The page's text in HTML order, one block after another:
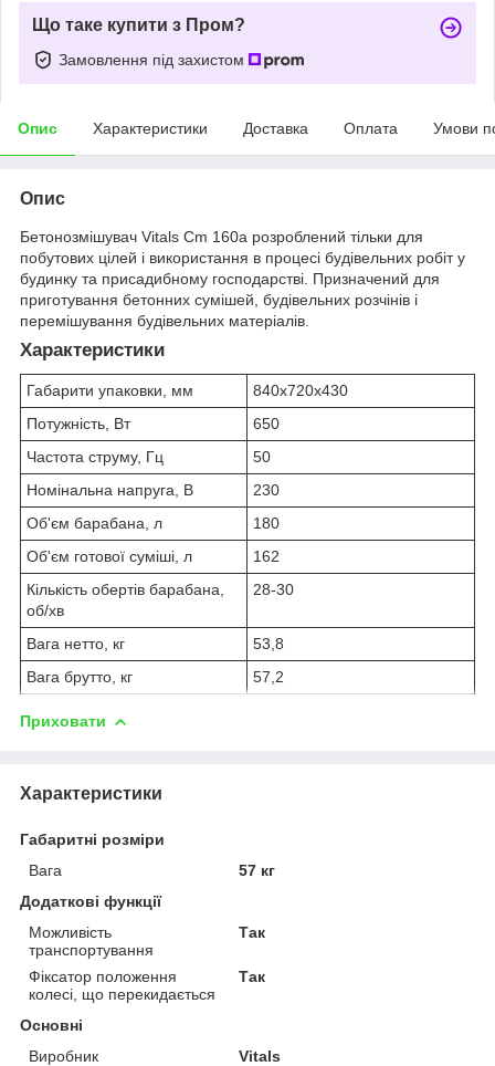
Що таке купити з Пром?
Замовлення під захистом
Опис Характеристики Доставка Оплата Умови
Опис
Бетонозмішувач Vitals Cm 160a розроблений тільки для
побутових цілей і використання в процесі будівельних робіт у
будинку та присадибному господарстві. Призначений для
приготування бетонних сумішей, будівельних розчінів і
перемішування будівельних матеріалів.
Характеристики
Габарити упаковки, мм
840x720x430
Потужність, Вт
650
Частота струму, Гц
50
Номінальна напруга, В
230
Об'єм барабана, л
180
Об'єм готової суміші, л
162
Кількість обертів барабана,
об/хв
28-30
Вага нетто, кг
53,8
Вага брутто, кг
57,2
Приховати
Характеристики
Габаритні розміри
Вага
57 кг
Додаткові функції
Можливість
транспортування
Так
Фіксатор положення
колесі, що перекидається
Так
Основні
Виробник
Vitals